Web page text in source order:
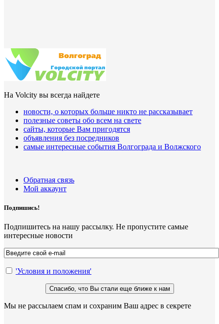
На Volcity вы всегда найдете
новости, о которых больше никто не рассказывает
полезные советы обо всем на свете
сайты, которые Вам пригодятся
объявления без посредников
самые интересные события Волгограда и Волжского
Обратная связь
Мой аккаунт
Подпишись!
Подпишитесь на нашу рассылку. Не пропустите самые
интересные новости
'Условия и положения'
Мы не рассылаем спам и сохраним Ваш адрес в секрете